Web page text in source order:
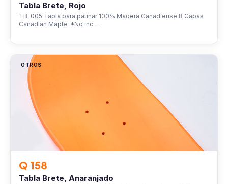
Tabla Brete, Rojo
TB-005 Tabla para patinar 100% Madera Canadiense 8 Capas
Canadian Maple. *No inc…
OTROS
Q 158
Tabla Brete, Anaranjado